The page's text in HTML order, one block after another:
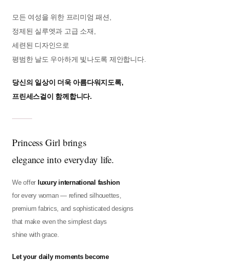
모든 여성을 위한 프리미엄 패션,
정제된 실루엣과 고급 소재,
세련된 디자인으로
평범한 날도 우아하게 빛나도록 제안합니다.
당신의 일상이 더욱 아름다워지도록,
프린세스걸이 함께합니다.
Princess Girl brings
elegance into everyday life.
We offer luxury international fashion
for every woman — refined silhouettes,
premium fabrics, and sophisticated designs
that make even the simplest days
shine with grace.
Let your daily moments become